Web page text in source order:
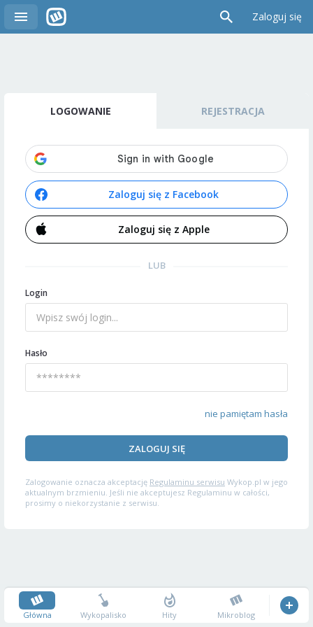
Zaloguj się
LOGOWANIE REJESTRACJA
Zaloguj się z Facebook
Zaloguj się z Apple
LUB
Login
Hasło
nie pamiętam hasła
ZALOGUJ SIĘ
Zalogowanie oznacza akceptację Regulaminu serwisu Wykop.pl w jego
aktualnym brzmieniu. Jeśli nie akceptujesz Regulaminu w całości,
prosimy o niekorzystanie z serwisu.
Główna Wykopalisko Hity Mikroblog